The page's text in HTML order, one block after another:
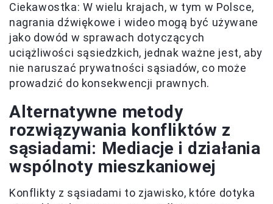
Ciekawostka: W wielu krajach, w tym w Polsce,
nagrania dźwiękowe i wideo mogą być używane
jako dowód w sprawach dotyczących
uciążliwości sąsiedzkich, jednak ważne jest, aby
nie naruszać prywatności sąsiadów, co może
prowadzić do konsekwencji prawnych.
Alternatywne metody
rozwiązywania konfliktów z
sąsiadami: Mediacje i działania
wspólnoty mieszkaniowej
Konflikty z sąsiadami to zjawisko, które dotyka